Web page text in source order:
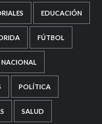
EDUCACIÓN
FÚTBOL
NACIONAL
POLÍTICA
SALUD